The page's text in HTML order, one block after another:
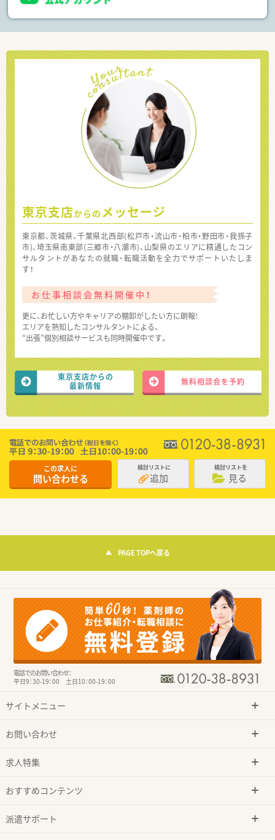
東京支店からの メッセージ
東京都、茨城県、千葉県北西部(松戸市・流山市・柏市・野田市・我孫子
市)、埼玉県南東部(三郷市・八潮市)、山梨県のエリアに精通したコン
サルタントがあなたの就職・転職活動を全力でサポートいたしま
す！
お仕事相談会無料開催中！
更に、お忙しい方やキャリアの棚卸がしたい方に朗報!
エリアを熟知したコンサルタントによる、
“出張”個別相談サービスも同時開催中です。
東京支店からの
最新情報
無料相談会を予約
この求人に
問い合わせる
検討リストに
追加
検討リストを
見る
PAGE TOPへ戻る
電話でのお問い合わせ：
平日9：30-19：00 土日10：00-19：00
サイトメニュー
お問い合わせ
求人特集
おすすめコンテンツ
派遣サポート